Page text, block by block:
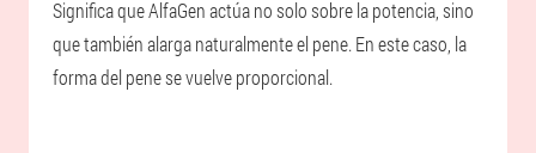
Significa que AlfaGen actúa no solo sobre la potencia, sino
que también alarga naturalmente el pene. En este caso, la
forma del pene se vuelve proporcional.